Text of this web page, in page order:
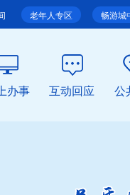
畅游城
老年人专区
办事 互动回应 公